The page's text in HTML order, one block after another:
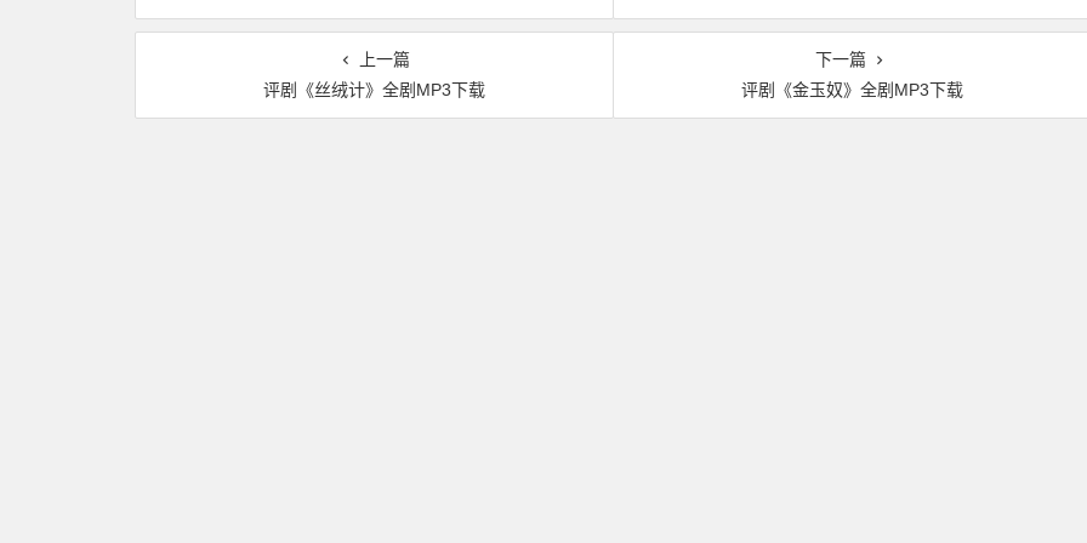
上一篇
评剧《丝绒计》全剧MP3下载
下一篇
评剧《金玉奴》全剧MP3下载